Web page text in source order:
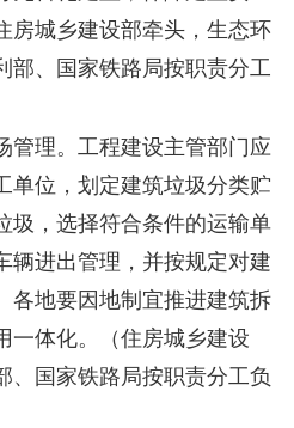
房城乡建设部牵头，生态环
部、国家铁路局按职责分工
管理。 工程建设主管部门应
单位，划定建筑垃圾分类贮
圾，选择符合条件的运输单
辆进出管理，并按规定对建
各地要因地制宜推进建筑拆
体化。
（住房城乡建设
、国家铁路局按职责分工负